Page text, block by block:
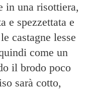
in una risottiera,
e spezzettata e
castagne lesse
come un
il brodo poco
sarà cotto,